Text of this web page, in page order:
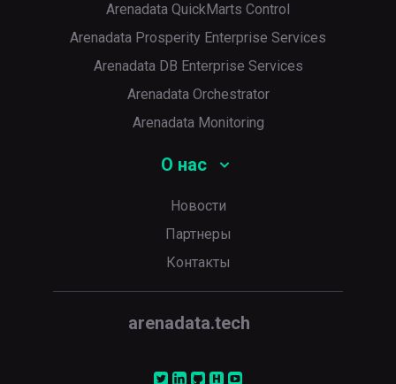
Arenadata QuickMarts Control
Arenadata Prosperity Enterprise Services
Arenadata DB Enterprise Services
Arenadata Orchestrator
Arenadata Monitoring
О нас
Новости
Партнеры
Контакты
arenadata.tech